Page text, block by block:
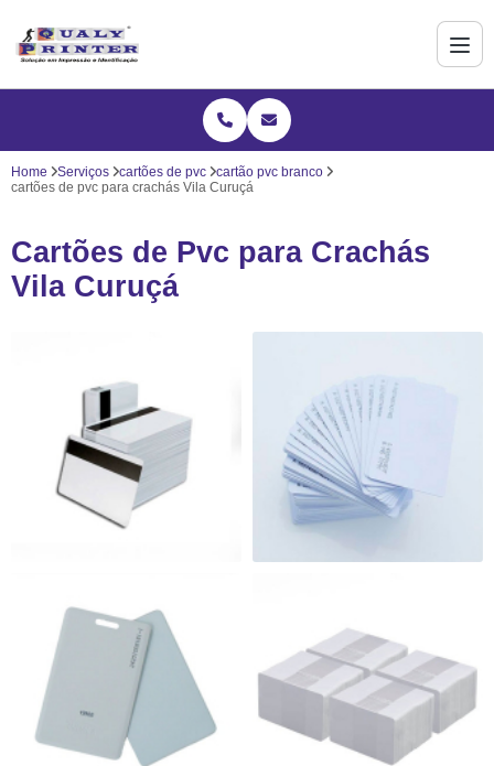
Home Serviços cartões de pvc
cartão pvc branco
cartões de pvc para crachás Vila Curuçá
Cartões de Pvc para Crachás
Vila Curuçá